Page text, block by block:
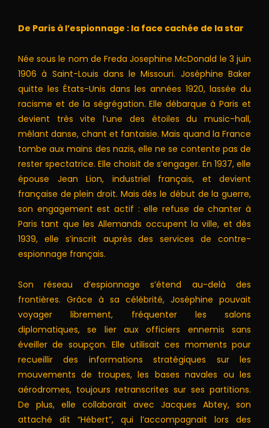
De Paris à l’espionnage : la face cachée de la star
Née sous le nom de Freda Josephine McDonald le 3 juin
1906 à Saint-Louis dans le Missouri. Joséphine Baker
quitte les États-Unis dans les années 1920, lassée du
racisme et de la ségrégation. Elle débarque à Paris et
devient très vite l’une des étoiles du music-hall,
mêlant danse, chant et fantaisie. Mais quand la France
tombe aux mains des nazis, elle ne se contente pas de
rester spectatrice. Elle choisit de s’engager. En 1937, elle
épouse Jean Lion, industriel français, et devient
française de plein droit. Mais dès le début de la guerre,
son engagement est actif : elle refuse de chanter à
Paris tant que les Allemands occupent la ville, et dès
1939, elle s’inscrit auprès des services de contre-
espionnage français.
Son réseau d’espionnage s’étend au-delà des
frontières. Grâce à sa célébrité, Joséphine pouvait
voyager librement, fréquenter les salons
diplomatiques, se lier aux officiers ennemis sans
éveiller de soupçon. Elle utilisait ces moments pour
recueillir des informations stratégiques sur les
mouvements de troupes, les bases navales ou les
aérodromes, toujours retranscrites sur ses partitions.
De plus, elle collaborait avec Jacques Abtey, son
attaché dit “Hébert”, qui l’accompagnait lors des